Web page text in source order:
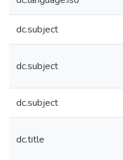
dc.subject
dc.subject
dc.subject
dc.title